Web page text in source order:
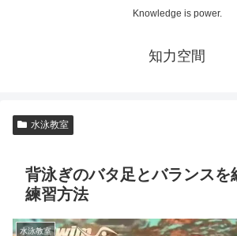
Knowledge is power.
知力空間
水泳教室
背泳ぎのバタ足とバランスを
練習方法
水泳教室